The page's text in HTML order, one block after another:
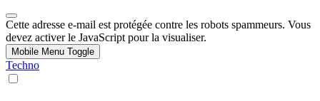
Cette adresse e-mail est protégée contre les robots spammeurs. Vous
devez activer le JavaScript pour la visualiser.
Mobile Menu Toggle
Techno